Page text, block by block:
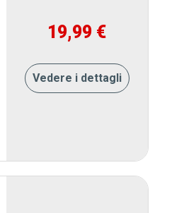
19,99 €
Vedere i dettagli